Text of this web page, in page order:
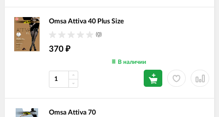
Omsa Attiva 40 Plus Size
(0)
370 ₽
В наличии
Omsa Attiva 70